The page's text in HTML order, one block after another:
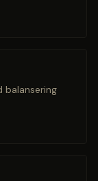
balansering